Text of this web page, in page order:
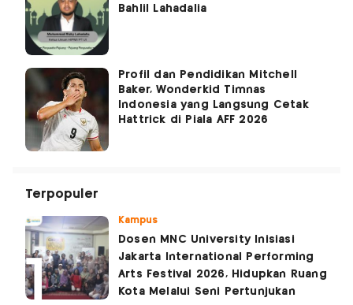
Bahlil Lahadalia
Profil dan Pendidikan Mitchell
Baker, Wonderkid Timnas
Indonesia yang Langsung Cetak
Hattrick di Piala AFF 2026
Terpopuler
Kampus
Dosen MNC University Inisiasi
Jakarta International Performing
Arts Festival 2026, Hidupkan Ruang
Kota Melalui Seni Pertunjukan